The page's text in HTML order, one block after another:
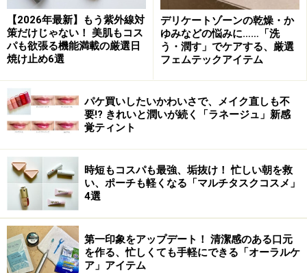
【編集部おすすめの購入サイト】
Amazonで化粧品・コスメをチェック！
楽天市場で人気のコスメをチェック！
【2026年最新】もう紫外線対
策だけじゃない！ 美肌もコス
パも欲張る機能満載の厳選日
焼け止め6選
デリケートゾーンの乾燥・か
ゆみなどの悩みに……「洗
う・潤す」でケアする、厳選
フェムテックアイテム
パケ買いしたいかわいさで、メイク直しも不
要!? きれいと潤いが続く「ラネージュ」新感
覚ティント
時短もコスパも最強、垢抜け！ 忙しい朝を救
い、ポーチも軽くなる「マルチタスクコスメ」
4選
第一印象をアップデート！ 清潔感のある口元
を作る、忙しくても手軽にできる「オーラルケ
ア」アイテム